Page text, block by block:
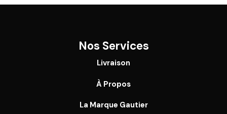
Nos Services
Livraison
À Propos
La Marque Gautier